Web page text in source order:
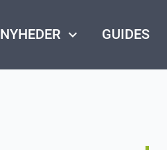
NYHEDER keyboard_arrow_down GUIDES